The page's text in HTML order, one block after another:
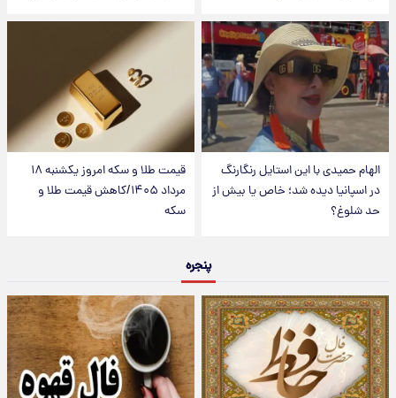
الهام حمیدی با این استایل رنگارنگ
در اسپانیا دیده شد؛ خاص یا بیش از
حد شلوغ؟
قیمت طلا و سکه امروز یکشنبه ۱۸
مرداد ۱۴۰۵/کاهش قیمت طلا و
سکه
پنجره